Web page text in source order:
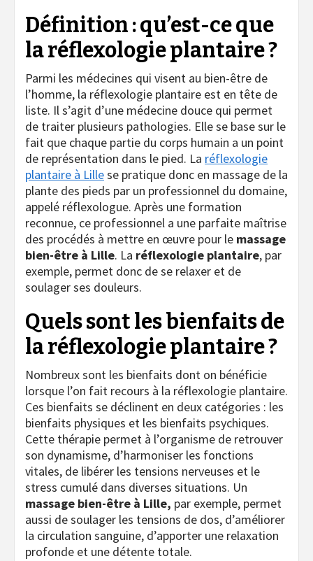
Définition : qu’est-ce que
la réflexologie plantaire ?
Parmi les médecines qui visent au bien-être de
l’homme, la réflexologie plantaire est en tête de
liste. Il s’agit d’une médecine douce qui permet
de traiter plusieurs pathologies. Elle se base sur le
fait que chaque partie du corps humain a un point
de représentation dans le pied. La réflexologie
plantaire à Lillese pratique donc en massage de la
plante des pieds par un professionnel du domaine,
appelé réflexologue. Après une formation
reconnue, ce professionnel a une parfaite maîtrise
des procédés à mettre en œuvre pour le massage
bien-être à Lille. La réflexologie plantaire, par
exemple, permet donc de se relaxer et de
soulager ses douleurs.
Quels sont les bienfaits de
la réflexologie plantaire ?
Nombreux sont les bienfaits dont on bénéficie
lorsque l’on fait recours à la réflexologie plantaire.
Ces bienfaits se déclinent en deux catégories : les
bienfaits physiques et les bienfaits psychiques.
Cette thérapie permet à l’organisme de retrouver
son dynamisme, d’harmoniser les fonctions
vitales, de libérer les tensions nerveuses et le
stress cumulé dans diverses situations. Un
massage bien-être à Lille, par exemple, permet
aussi de soulager les tensions de dos, d’améliorer
la circulation sanguine, d’apporter une relaxation
profonde et une détente totale.